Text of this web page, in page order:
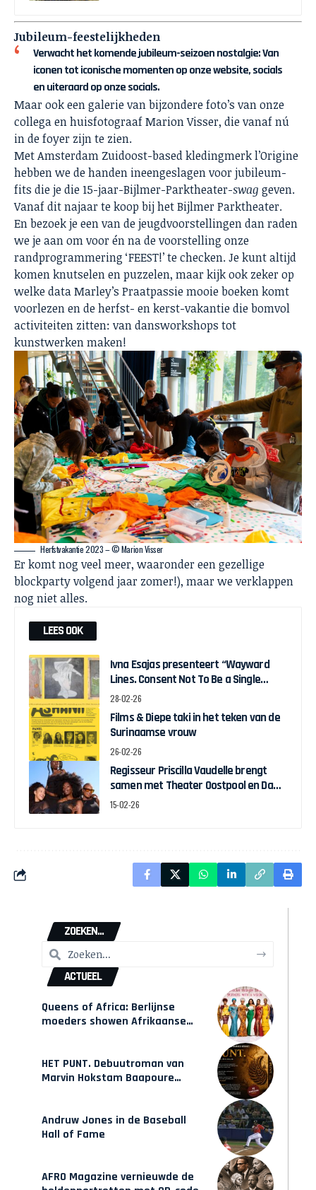
Jubileum-feestelijkheden
Verwacht het komende jubileum-seizoen nostalgie: Van
iconen tot iconische momenten op onze website, socials
en uiteraard op onze socials.
Maar ook een galerie van bijzondere foto’s van onze
collega en huisfotograaf Marion Visser, die vanaf nú
in de foyer zijn te zien.
Met Amsterdam Zuidoost-based kledingmerk l’Origine
hebben we de handen ineengeslagen voor jubileum-
fits die je die 15-jaar-Bijlmer-Parktheater-swag geven.
Vanaf dit najaar te koop bij het Bijlmer Parktheater.
En bezoek je een van de jeugdvoorstellingen dan raden
we je aan om voor én na de voorstelling onze
randprogrammering ‘FEEST!’ te checken. Je kunt altijd
komen knutselen en puzzelen, maar kijk ook zeker op
welke data Marley’s Praatpassie mooie boeken komt
voorlezen en de herfst- en kerst-vakantie die bomvol
activiteiten zitten: van dansworkshops tot
kunstwerken maken!
Herfstvakantie 2023 – © Marion Visser
Er komt nog veel meer, waaronder een gezellige
blockparty volgend jaar zomer!), maar we verklappen
nog niet alles.
LEES OOK
Ivna Esajas presenteert “Wayward
Lines. Consent Not To Be a Single
Being” in Stedelijk Museum
Amsterdam
28-02-26
Films & Diepe taki in het teken van de
Surinaamse vrouw
26-02-26
Regisseur Priscilla Vaudelle brengt
samen met Theater Oostpool en Dawn
Collective BLACK JOY naar het theater
15-02-26
ZOEKEN...
ACTUEEL
Queens of Africa: Berlijnse
moeders showen Afrikaanse
HET PUNT. Debuutroman van
Marvin Hokstam Baapoure
Andruw Jones in de Baseball
Hall of Fame
AFRO Magazine vernieuwde de